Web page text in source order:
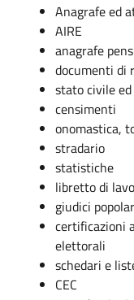
Anagrafe ed
AIRE
anagrafe
documenti di
stato civile
censimenti
onomastica,
stradario
statistiche
libretto di
giudici
certificazioni
elettorali
schedari e
CEC